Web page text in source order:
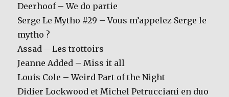
Deerhoof – We do partie
Serge Le Mytho #29 – Vous m’appelez Serge le
mytho ?
Assad – Les trottoirs
Jeanne Added – Miss it all
Louis Cole – Weird Part of the Night
Didier Lockwood et Michel Petrucciani en duo